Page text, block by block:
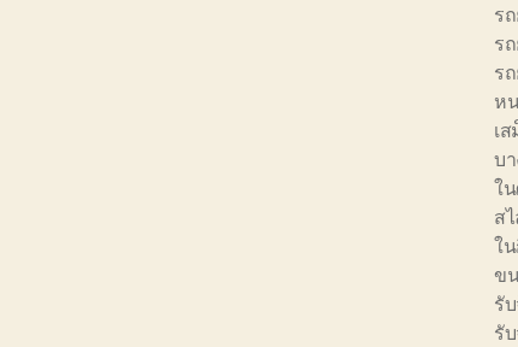
ร
ร
ร
ห
เ
บ
ใ
ส
ใ
ข
รั
รั